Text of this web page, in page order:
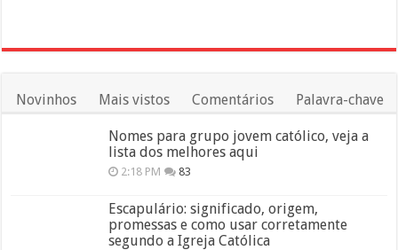
Novinhos Mais vistos Comentários Palavra-chave
Nomes para grupo jovem católico, veja a
lista dos melhores aqui
2:18 PM 83
Escapulário: significado, origem,
promessas e como usar corretamente
segundo a Igreja Católica